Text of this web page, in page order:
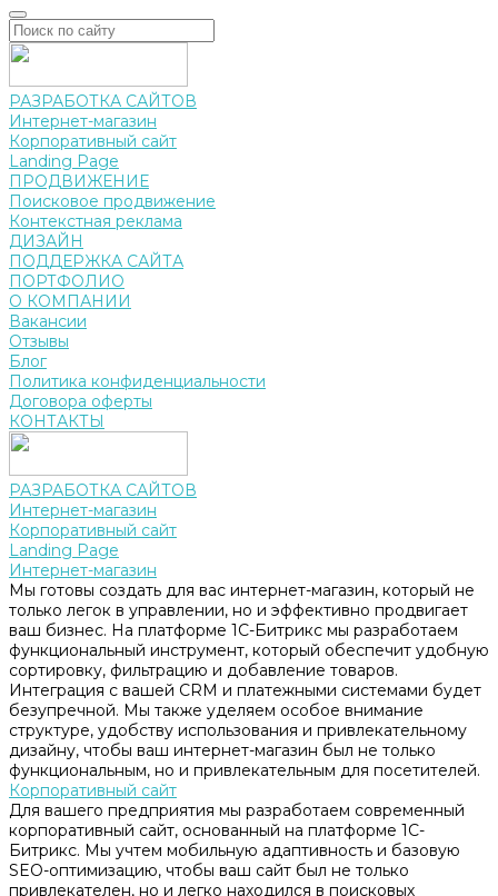
РАЗРАБОТКА САЙТОВ
Интернет-магазин
Корпоративный сайт
Landing Page
ПРОДВИЖЕНИЕ
Поисковое продвижение
Контекстная реклама
ДИЗАЙН
ПОДДЕРЖКА САЙТА
ПОРТФОЛИО
О КОМПАНИИ
Вакансии
Отзывы
Блог
Политика конфиденциальности
Договора оферты
КОНТАКТЫ
РАЗРАБОТКА САЙТОВ
Интернет-магазин
Корпоративный сайт
Landing Page
Интернет-магазин
Мы готовы создать для вас интернет-магазин, который не
только легок в управлении, но и эффективно продвигает
ваш бизнес. На платформе 1С-Битрикс мы разработаем
функциональный инструмент, который обеспечит удобную
сортировку, фильтрацию и добавление товаров.
Интеграция с вашей CRM и платежными системами будет
безупречной. Мы также уделяем особое внимание
структуре, удобству использования и привлекательному
дизайну, чтобы ваш интернет-магазин был не только
функциональным, но и привлекательным для посетителей.
Корпоративный сайт
Для вашего предприятия мы разработаем современный
корпоративный сайт, основанный на платформе 1С-
Битрикс. Мы учтем мобильную адаптивность и базовую
SEO-оптимизацию, чтобы ваш сайт был не только
привлекателен, но и легко находился в поисковых